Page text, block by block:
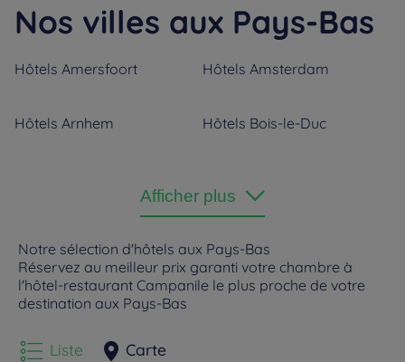
Nos villes aux Pays-Bas
Hôtels Amersfoort Hôtels Amsterdam
Hôtels Arnhem Hôtels Bois-le-Duc
Hôtels Gouda Hôtels Leeuwarden
Hôtels Rotterdam
Afficher plus
Notre sélection d'hôtels aux Pays-Bas
Réservez au meilleur prix garanti votre chambre à
l'hôtel-restaurant Campanile le plus proche de votre
destination aux Pays-Bas
Liste Carte